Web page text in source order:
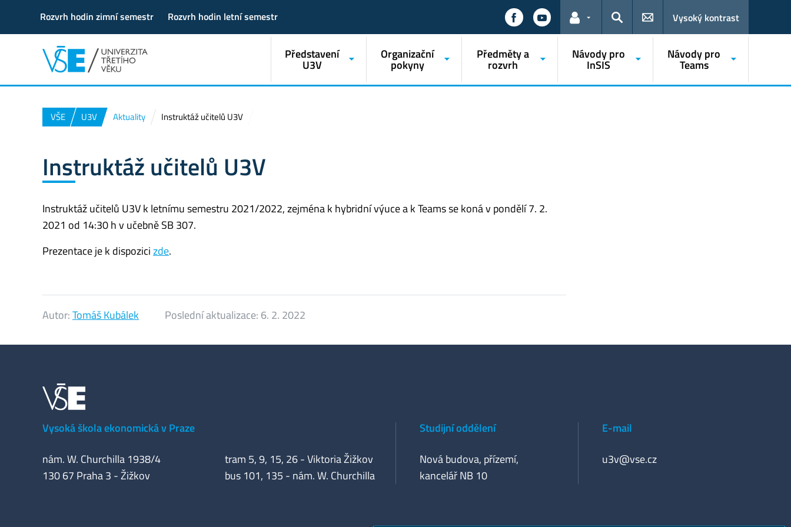
Rozvrh hodin zimní semestr Rozvrh hodin letní semestr
Odkazy pro uživatele
Hledat
Vysoký kontrast
Představení
U3V
Organizační
pokyny
Předměty a
rozvrh
Návody pro
InSIS
Návody pro
Teams
VŠE U3V Aktuality Instruktáž učitelů U3V
Instruktáž učitelů U3V
Instruktáž učitelů U3V k letnímu semestru 2021/2022, zejména k hybridní výuce a k Teams se koná v pondělí 7. 2.
2021 od 14:30 h v učebně SB 307.
Prezentace je k dispozicizde.
Autor:Tomáš Kubálek Poslední aktualizace: 6. 2. 2022
Vysoká škola ekonomická v Praze
nám. W. Churchilla 1938/4
130 67 Praha 3 - Žižkov
tram 5, 9, 15, 26 - Viktoria Žižkov
bus 101, 135 - nám. W. Churchilla
Studijní oddělení
Nová budova, přízemí,
kancelář NB 10
E-mail
u3v@vse.cz